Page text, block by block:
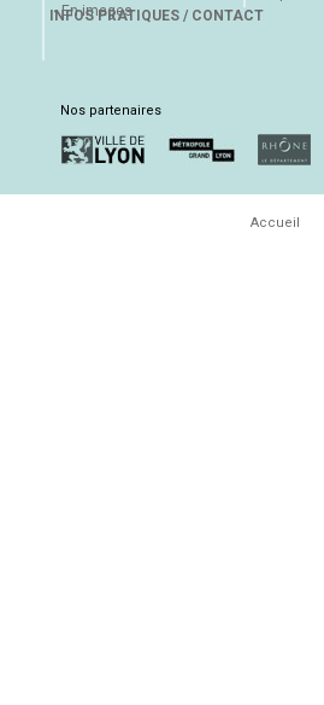
En images
INFOS PRATIQUES / CONTACT
Nos partenaires
Accueil